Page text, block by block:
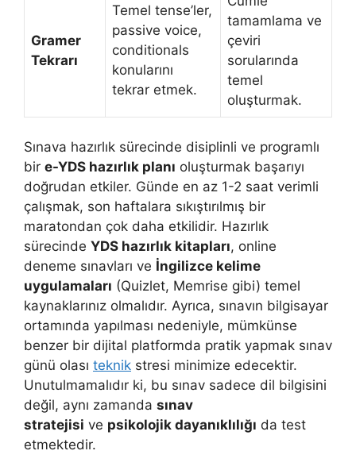
Gramer
Tekrarı
Temel tense’ler,
passive voice,
conditionals
konularını
tekrar etmek.
tamamlama ve
çeviri
sorularında
temel
oluşturmak.
Sınava hazırlık sürecinde disiplinli ve programlı
bir e-YDS hazırlık planı oluşturmak başarıyı
doğrudan etkiler. Günde en az 1-2 saat verimli
çalışmak, son haftalara sıkıştırılmış bir
maratondan çok daha etkilidir. Hazırlık
sürecinde YDS hazırlık kitapları, online
deneme sınavları ve İngilizce kelime
uygulamaları (Quizlet, Memrise gibi) temel
kaynaklarınız olmalıdır. Ayrıca, sınavın bilgisayar
ortamında yapılması nedeniyle, mümkünse
benzer bir dijital platformda pratik yapmak sınav
günü olası teknik stresi minimize edecektir.
Unutulmamalıdır ki, bu sınav sadece dil bilgisini
değil, aynı zamanda sınav
stratejisi ve psikolojik dayanıklılığı da test
etmektedir.